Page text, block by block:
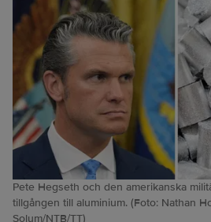
Pete Hegseth och den amerikanska
tillgången till aluminium. (Foto: Nathan
Solum/NTB/TT)